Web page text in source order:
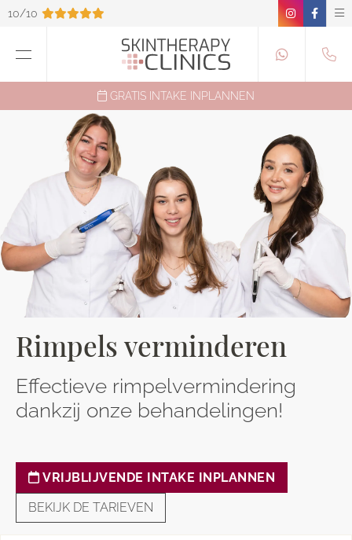
10/10
GRATIS INTAKE INPLANNEN
Rimpels verminderen
Effectieve rimpelvermindering
dankzij onze behandelingen!
VRIJBLIJVENDE INTAKE INPLANNEN
BEKIJK DE TARIEVEN